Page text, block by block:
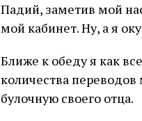
Падий, заметив мой
мой кабинет. Ну, а я
Ближе к обеду я как
количества переводов
булочную своего отца.